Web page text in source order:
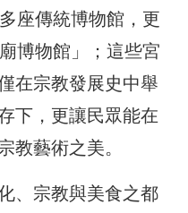
座傳統博物館，更
博物館」；這些宮
在宗教發展史中舉
下，更讓民眾能在
教藝術之美。
、宗教與美食之都